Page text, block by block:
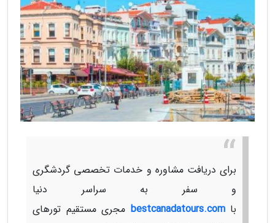
برای دریافت مشاوره و خدمات تخصصی گردشگری
و سفر به سراسر دنیا
باbestcanadatours.com مجری مستقیم تورهای